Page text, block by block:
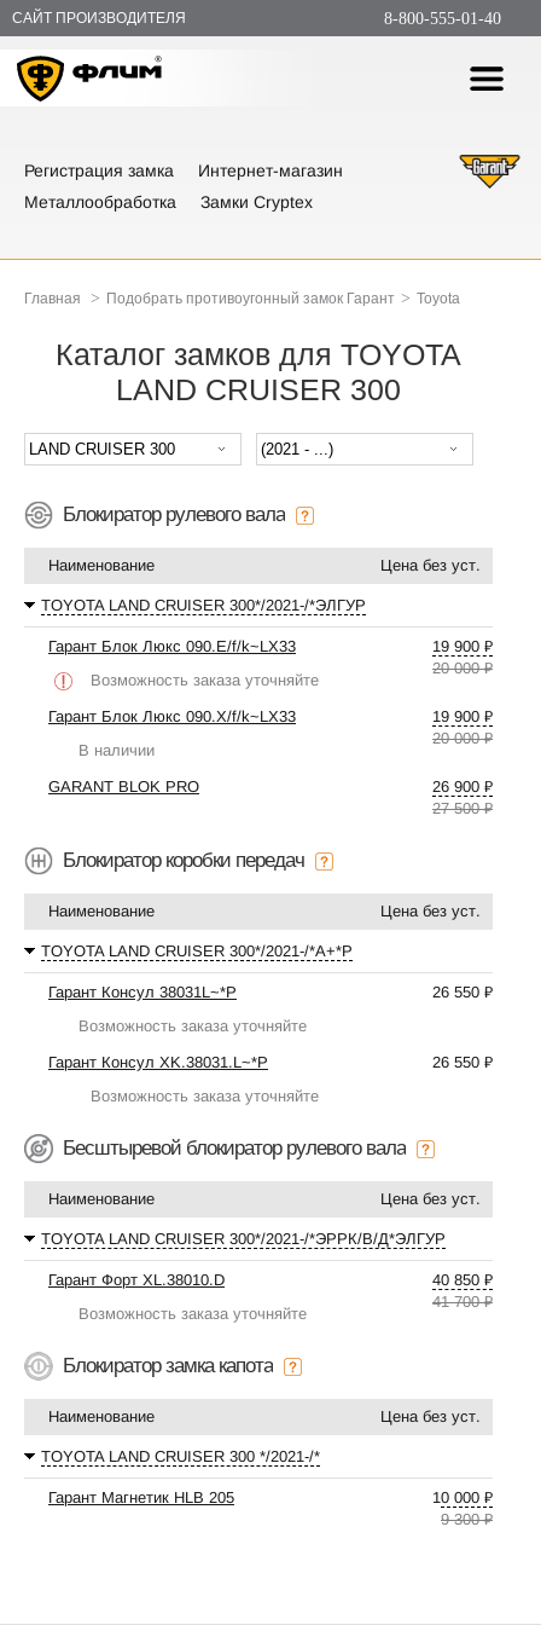
САЙТ ПРОИЗВОДИТЕЛЯ 8-800-555-01-40
Регистрация замка
Интернет-магазин
Металлообработка
Замки Cryptex
Главная > Подобрать противоугонный замок Гарант > Toyota
Каталог замков для TOYOTA
LAND CRUISER 300
Блокиратор рулевого вала
Наименование Цена без уст.
TOYOTA LAND CRUISER 300*/2021-/*ЭЛГУР
Гарант Блок Люкс 090.E/f/k~LX33
Возможность заказа уточняйте
19 900 ₽
20 000 ₽
Гарант Блок Люкс 090.X/f/k~LX33
В наличии
19 900 ₽
20 000 ₽
GARANT BLOK PRO
26 900 ₽
27 500 ₽
Блокиратор коробки передач
Наименование Цена без уст.
TOYOTA LAND CRUISER 300*/2021-/*А+*P
Гарант Консул 38031L~*P
Возможность заказа уточняйте
26 550 ₽
Гарант Консул XK.38031.L~*P
Возможность заказа уточняйте
26 550 ₽
Бесштыревой блокиратор рулевого вала
Наименование Цена без уст.
TOYOTA LAND CRUISER 300*/2021-/*ЭРРК/В/Д*ЭЛГУР
Гарант Форт XL.38010.D
Возможность заказа уточняйте
40 850 ₽
41 700 ₽
Блокиратор замка капота
Наименование Цена без уст.
TOYOTA LAND CRUISER 300 */2021-/*
Гарант Магнетик HLB 205
10 000 ₽
9 300 ₽